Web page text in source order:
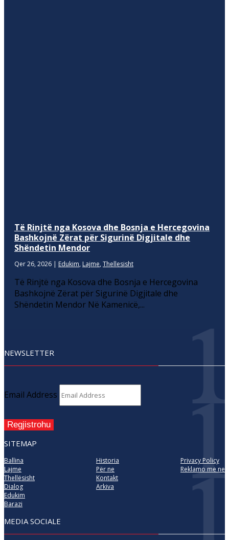
Të Rinjtë nga Kosova dhe Bosnja e Hercegovina
Bashkojnë Zërat për Sigurinë Digjitale dhe
Shëndetin Mendor
Qer 26, 2026 | Edukim, Lajme, Thellesisht
Të Rinjtë nga Kosova dhe Bosnja e Hercegovina
Bashkojnë Zërat për Sigurinë Digjitale dhe
Shëndetin Mendor Në Kamenicë,...
NEWSLETTER
Email Address
Regjistrohu
SITEMAP
Ballina
Lajme
Thellësisht
Dialog
Edukim
Barazi
Historia
Për ne
Kontakt
Arkiva
Privacy Policy
Reklamo me ne
MEDIA SOCIALE